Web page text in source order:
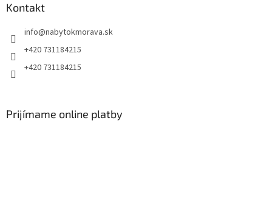
Kontakt
info@nabytokmorava.sk
+420 731184215
+420 731184215
Prijímame online platby